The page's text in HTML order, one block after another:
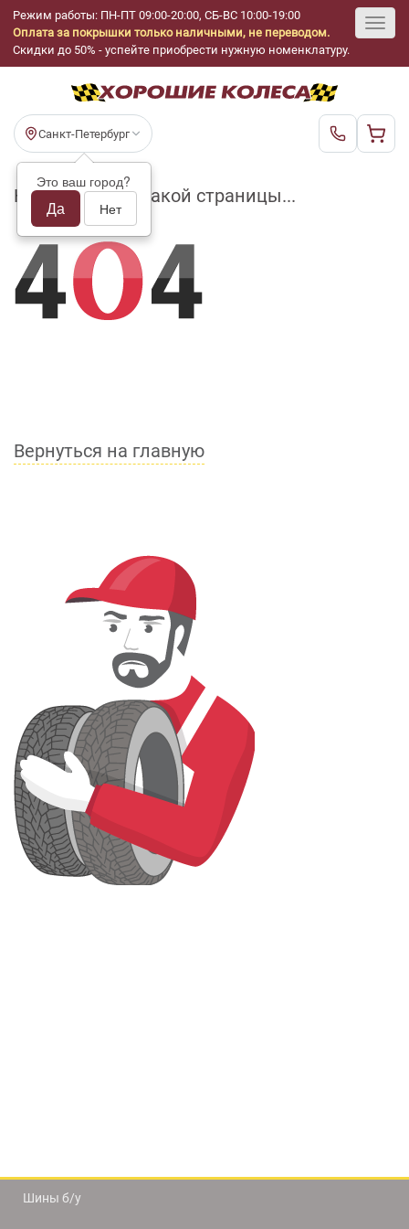
Режим работы: ПН-ПТ 09:00-20:00, СБ-ВС 10:00-19:00
Оплата за покрышки только наличными, не переводом.
Скидки до 50% - успейте приобрести нужную номенклатуру.
Санкт-Петербург
Это ваш город?
Да Нет
На складе нет такой страницы...
Вернуться на главную
Шины б/у